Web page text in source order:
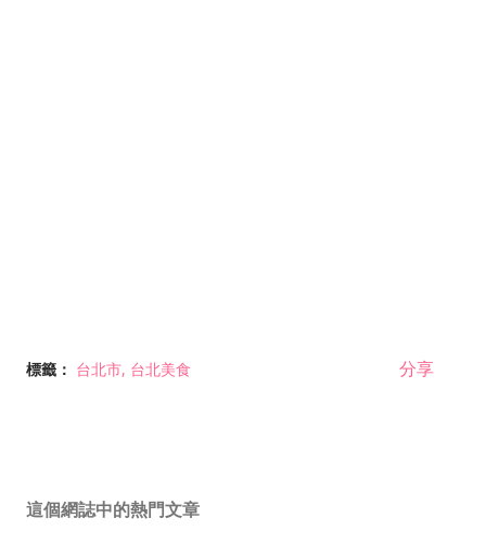
標籤： 台北市 台北美食 分享
這個網誌中的熱門文章